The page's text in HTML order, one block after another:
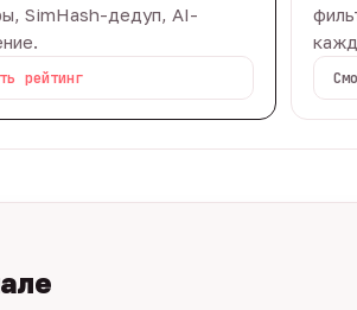
SimHash-дедуп, AI-
рейтинг